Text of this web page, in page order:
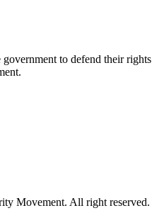
to defend their rights
.
Movement. All right reserved.